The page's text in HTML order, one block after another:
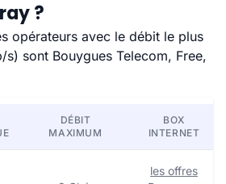
?
opérateurs avec le débit le plus
sont Bouygues Telecom, Free,
DÉBIT
MAXIMUM
BOX
INTERNET
les offres